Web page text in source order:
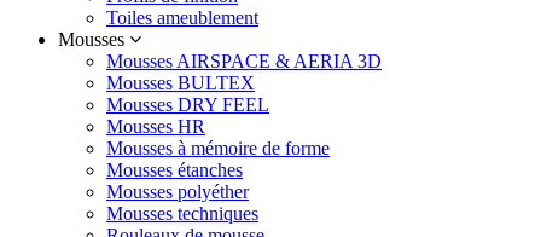
Toiles ameublement
Mousses
Mousses AIRSPACE & AERIA 3D
Mousses BULTEX
Mousses DRY FEEL
Mousses HR
Mousses à mémoire de forme
Mousses étanches
Mousses polyéther
Mousses techniques